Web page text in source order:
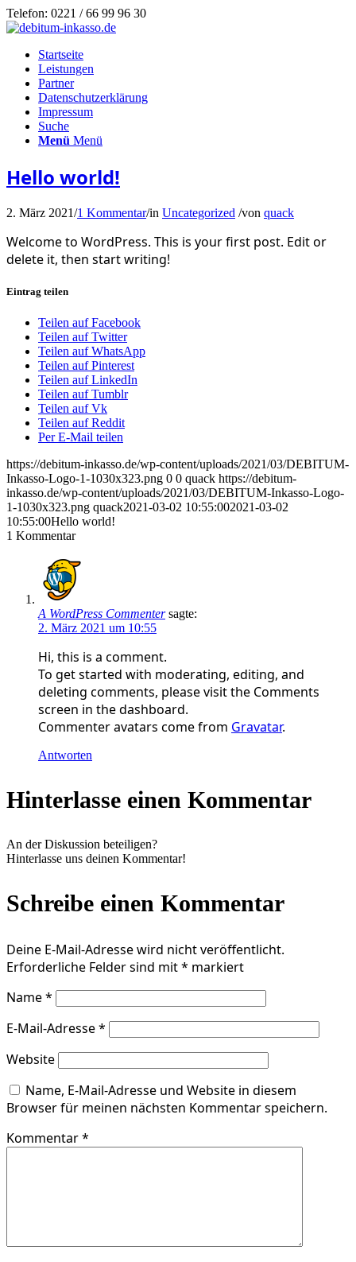
Telefon: 0221 / 66 99 96 30
Startseite
Leistungen
Partner
Datenschutzerklärung
Impressum
Suche
Menü Menü
Hello world!
2. März 2021/1 Kommentar/in Uncategorized /von quack
Welcome to WordPress. This is your first post. Edit or
delete it, then start writing!
Eintrag teilen
Teilen auf Facebook
Teilen auf Twitter
Teilen auf WhatsApp
Teilen auf Pinterest
Teilen auf LinkedIn
Teilen auf Tumblr
Teilen auf Vk
Teilen auf Reddit
Per E-Mail teilen
https://debitum-inkasso.de/wp-content/uploads/2021/03/DEBITUM-
Inkasso-Logo-1-1030x323.png 0 0 quack https://debitum-
inkasso.de/wp-content/uploads/2021/03/DEBITUM-Inkasso-Logo-
1-1030x323.png quack2021-03-02 10:55:002021-03-02
10:55:00Hello world!
1 Kommentar
A WordPress Commenter sagte:
2. März 2021 um 10:55
Hi, this is a comment.
To get started with moderating, editing, and
deleting comments, please visit the Comments
screen in the dashboard.
Commenter avatars come from Gravatar.
Antworten
Hinterlasse einen Kommentar
An der Diskussion beteiligen?
Hinterlasse uns deinen Kommentar!
Schreibe einen Kommentar
Deine E-Mail-Adresse wird nicht veröffentlicht.
Erforderliche Felder sind mit* markiert
Name*
E-Mail-Adresse*
Website
Name, E-Mail-Adresse und Website in diesem
Browser für meinen nächsten Kommentar speichern.
Kommentar*